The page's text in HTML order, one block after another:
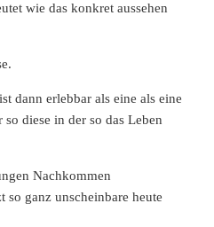
wie das konkret aussehen
dann erlebbar als eine als eine
so diese in der so das Leben
Nachkommen
so ganz unscheinbare heute